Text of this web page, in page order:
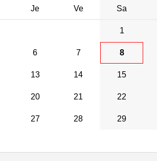
Je Ve Sa
1
6 7 8
13 14 15
20 21 22
27 28 29